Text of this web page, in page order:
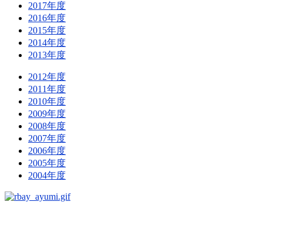
2017年度
2016年度
2015年度
2014年度
2013年度
2012年度
2011年度
2010年度
2009年度
2008年度
2007年度
2006年度
2005年度
2004年度